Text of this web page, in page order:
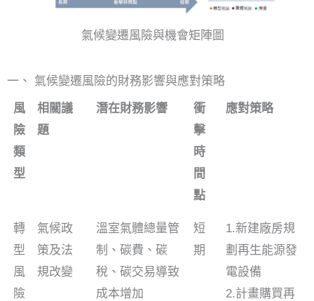
氣候變遷風險與機會矩陣圖
一、 氣候變遷風險的財務影響與應對策略
風
險
類
型
相關議
題
潛在財務影響
衝
擊
時
間
點
應對策略
轉
型
風
險
氣候政
策及法
規改變
溫室氣體總量管
制、碳費、碳
稅、碳交易導致
成本增加
短
期
1.新建廠房規
劃再生能源發
電設備
2.計畫購買再